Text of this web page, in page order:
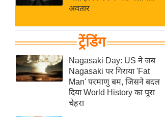
News
Hindi
Videos
खेल
क्रिकेट
IPL
2026
अवतार
ट्रेंडिंग
Nagasaki Day: US ने जब
Nagasaki पर गिराया 'Fat
Man' परमाणु बम, जिसने बदल
दिया World History का पूरा
चेहरा